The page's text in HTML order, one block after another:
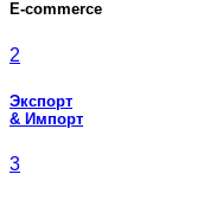
E-commercе
2
Экспорт
& Импорт
3